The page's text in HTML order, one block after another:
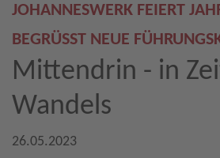
JOHANNESWERK FEIERT
BEGRÜSST NEUE
Mittendrin - in
Wandels
26.05.2023